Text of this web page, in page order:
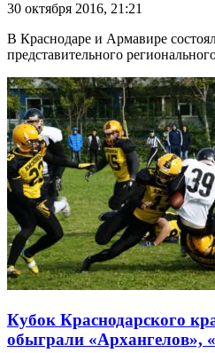
30 октября 2016, 21:21
В Краснодаре и Армавире
представительного
Кубок Краснодарского
обыграли «Архангелов»,